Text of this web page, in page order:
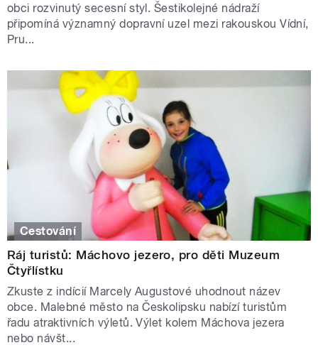
obci rozvinutý secesní styl. Šestikolejné nádraží
připomíná významný dopravní uzel mezi rakouskou Vídní,
Pru...
Cestování
Ráj turistů: Máchovo jezero, pro děti Muzeum
Čtyřlístku
Zkuste z indícií Marcely Augustové uhodnout název
obce. Malebné město na Českolipsku nabízí turistům
řadu atraktivních výletů. Výlet kolem Máchova jezera
nebo návšt...